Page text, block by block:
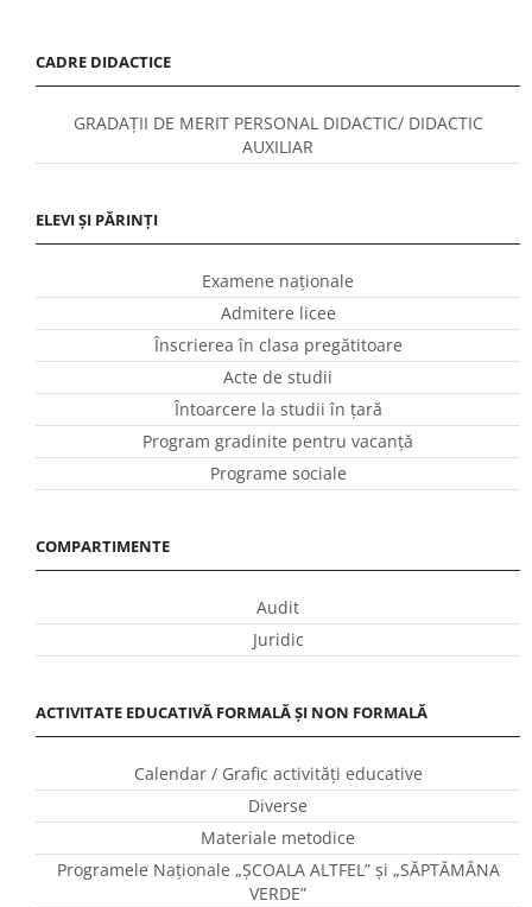
CADRE DIDACTICE
GRADAȚII DE MERIT PERSONAL DIDACTIC/ DIDACTIC
AUXILIAR
ELEVI ȘI PĂRINȚI
Examene naționale
Admitere licee
Înscrierea în clasa pregătitoare
Acte de studii
Întoarcere la studii în ţară
Program gradinite pentru vacanţă
Programe sociale
COMPARTIMENTE
Audit
Juridic
ACTIVITATE EDUCATIVĂ FORMALĂ ȘI NON FORMALĂ
Calendar / Grafic activităţi educative
Diverse
Materiale metodice
Programele Naţionale „ŞCOALA ALTFEL” și „SĂPTĂMÂNA
VERDE”